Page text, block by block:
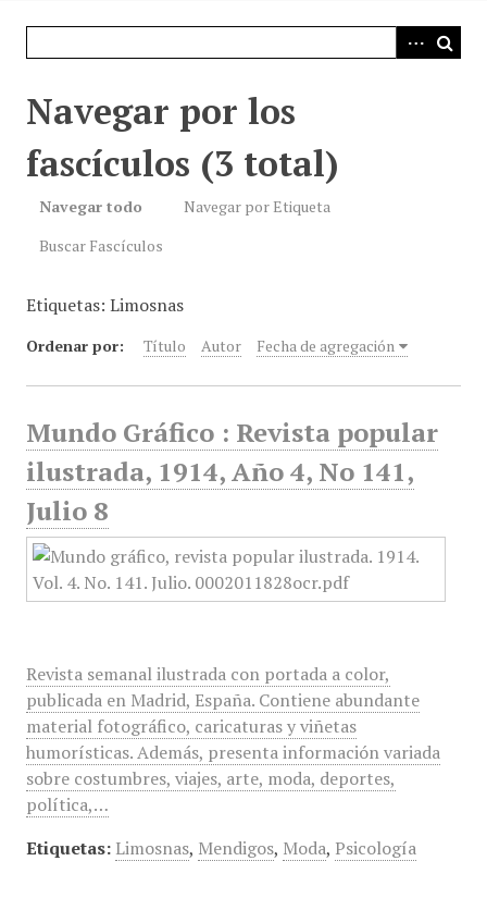
Navegar por los
fascículos (3 total)
Navegar todo
Navegar por Etiqueta
Buscar Fascículos
Etiquetas: Limosnas
Ordenar por: Título Autor Fecha de agregación
Mundo Gráfico : Revista popular
ilustrada, 1914, Año 4, No 141,
Julio 8
Revista semanal ilustrada con portada a color,
publicada en Madrid, España. Contiene abundante
material fotográfico, caricaturas y viñetas
humorísticas. Además, presenta información variada
sobre costumbres, viajes, arte, moda, deportes,
política,…
Etiquetas: Limosnas, Mendigos, Moda, Psicología